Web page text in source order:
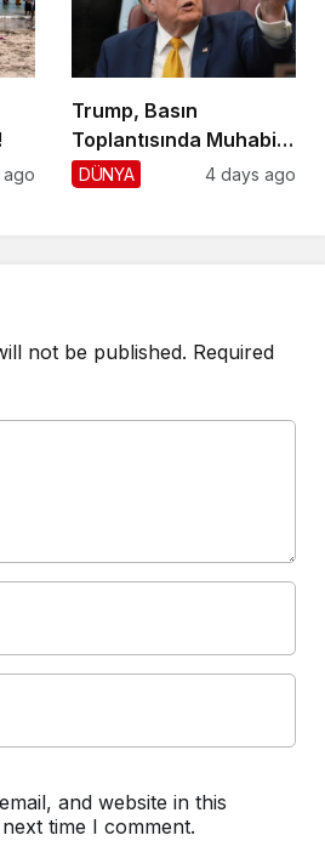
ago
Trump, Basın
Toplantısında Muhabiri
Fena Yerden Aldı
DÜNYA 4 days ago
not be published. Required
and website in this
time I comment.